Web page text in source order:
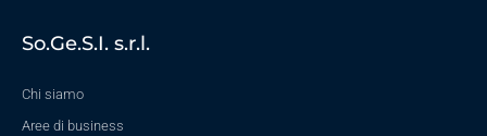
So.Ge.S.I. s.r.l.
Chi siamo
Aree di business